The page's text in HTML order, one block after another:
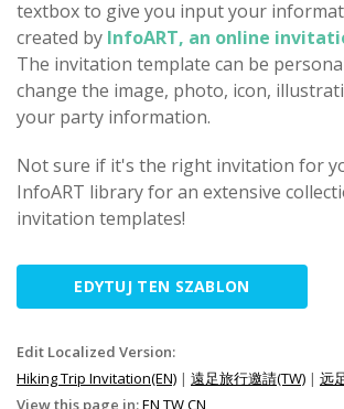
textbox to give you input your
created by InfoART, an online
The invitation template can be
change the image, photo, icon,
your party information.
Not sure if it's the right invitation for
InfoART library for an extensive
invitation templates!
EDYTUJ TEN SZABLON
Edit Localized Version:
Hiking Trip Invitation(EN) | 遠足旅行邀請(TW) | 远
View this page in:EN TWCN